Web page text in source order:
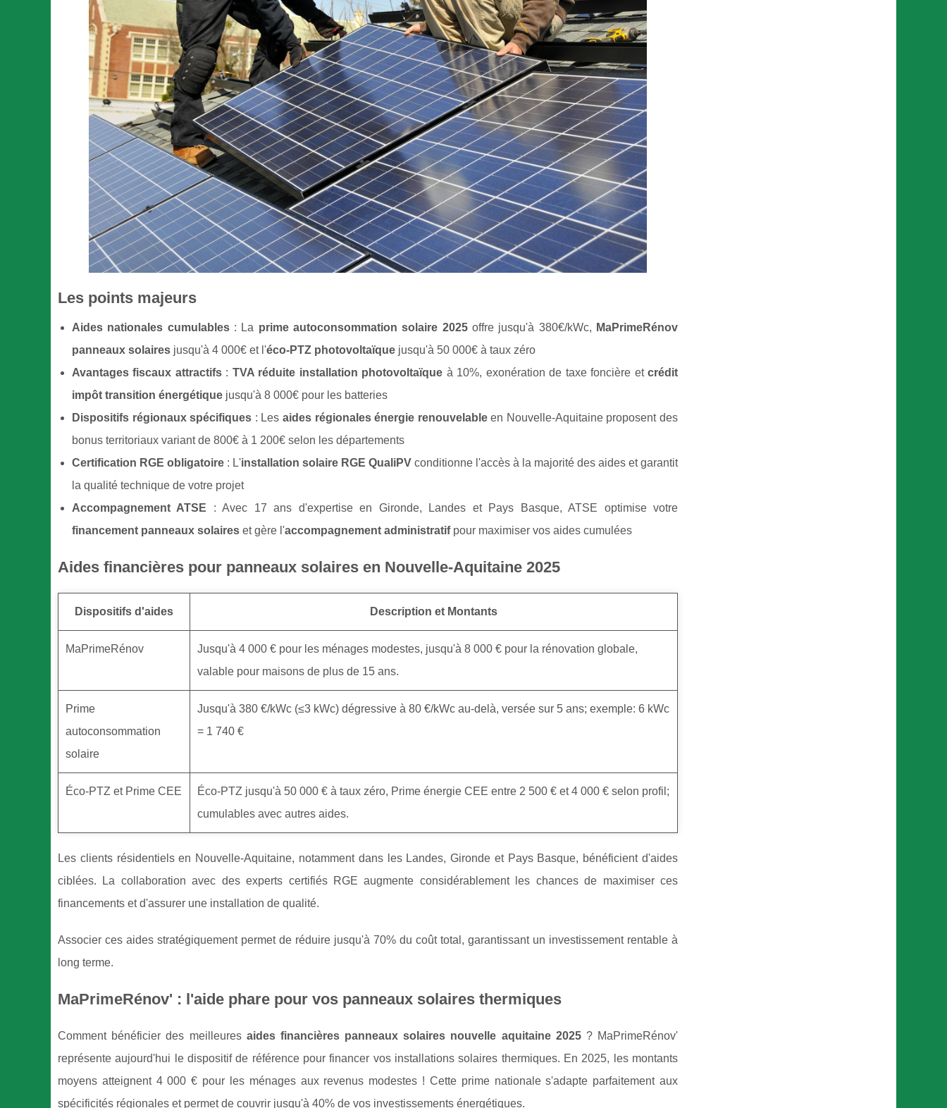
Les points majeurs
Aides nationales cumulables: La prime autoconsommation solaire 2025offre jusqu'à 380€/kWc, MaPrimeRénov
panneaux solaires jusqu'à 4 000€ et l'éco-PTZ photovoltaïque jusqu'à 50 000€ à taux zéro
Avantages fiscaux attractifs: TVA réduite installation photovoltaïque à 10%, exonération de taxe foncière etcrédit
impôt transition énergétique jusqu'à 8 000€ pour les batteries
Dispositifs régionaux spécifiques : Les aides régionales énergie renouvelableen Nouvelle-Aquitaine proposent des
bonus territoriaux variant de 800€ à 1 200€ selon les départements
Certification RGE obligatoire : L'installation solaire RGE QualiPV conditionne l'accès à la majorité des aides et garantit
la qualité technique de votre projet
Accompagnement ATSE : Avec 17 ans d'expertise en Gironde, Landes et Pays Basque, ATSE optimise votre
financement panneaux solaires et gère l'accompagnement administratifpour maximiser vos aides cumulées
Aides financières pour panneaux solaires en Nouvelle-Aquitaine 2025
Dispositifs d'aides Description et Montants
MaPrimeRénov
Jusqu'à 4 000 € pour les ménages modestes, jusqu'à 8 000 € pour la rénovation globale,
valable pour maisons de plus de 15 ans.
Prime
autoconsommation
solaire
Jusqu'à 380 €/kWc (≤3 kWc) dégressive à 80 €/kWc au-delà, versée sur 5 ans; exemple: 6 kWc
= 1 740 €
Éco-PTZ et Prime CEE
Éco-PTZ jusqu'à 50 000 € à taux zéro, Prime énergie CEE entre 2 500 € et 4 000 € selon profil;
cumulables avec autres aides.
Les clients résidentiels en Nouvelle-Aquitaine, notamment dans les Landes, Gironde et Pays Basque, bénéficient d'aides
ciblées. La collaboration avec des experts certifiés RGE augmente considérablement les chances de maximiser ces
financements et d'assurer une installation de qualité.
Associer ces aides stratégiquement permet de réduire jusqu'à 70% du coût total, garantissant un investissement rentable à
long terme.
MaPrimeRénov' : l'aide phare pour vos panneaux solaires thermiques
Comment bénéficier des meilleures aides financières panneaux solaires nouvelle aquitaine 2025? MaPrimeRénov'
représente aujourd'hui le dispositif de référence pour financer vos installations solaires thermiques. En 2025, les montants
moyens atteignent 4 000 € pour les ménages aux revenus modestes ! Cette prime nationale s'adapte parfaitement aux
spécificités régionales et permet de couvrir jusqu'à 40% de vos investissements énergétiques.